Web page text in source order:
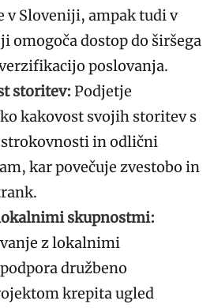
v Sloveniji, ampak tudi v
omogoča dostop do širšega
poslovanja.
storitev: Podjetje
kakovost svojih storitev s
in odlični
kar povečuje zvestobo in
skupnostmi:
z lokalnimi
družbeno
krepita ugled